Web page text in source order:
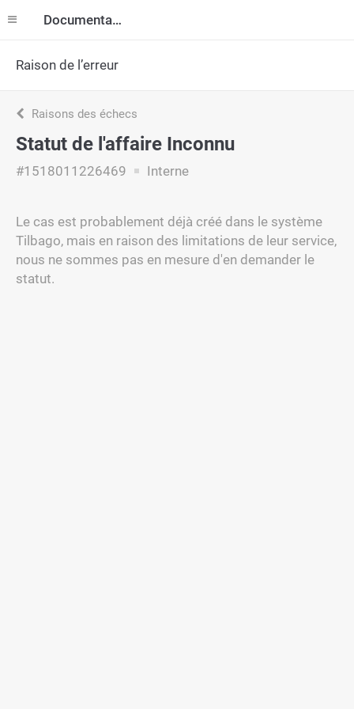
Documentation
Raison de l’erreur
Raisons des échecs
Statut de l'affaire Inconnu
#1518011226469 Interne
Le cas est probablement déjà créé dans le système
Tilbago, mais en raison des limitations de leur service,
nous ne sommes pas en mesure d'en demander le
statut.